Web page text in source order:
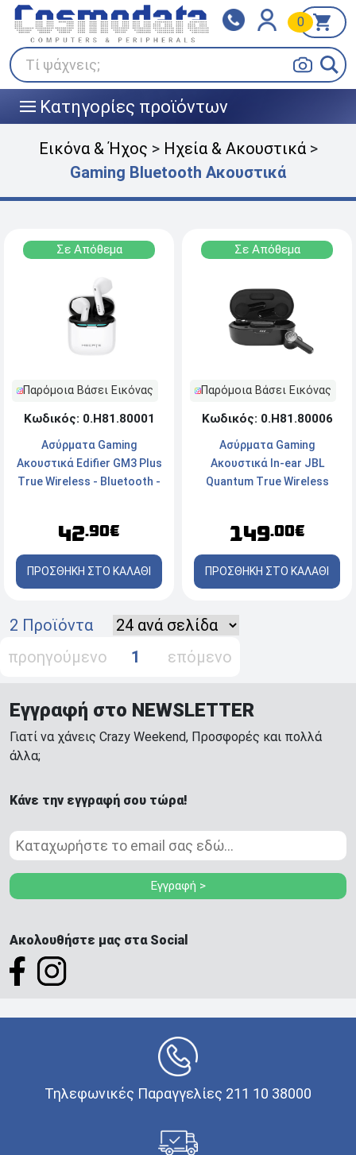
Τί ψάχνεις;
0
||| Κατηγορίες προϊόντων
Klarna
Πληρώστε σε 3
άτοκες δόσεις
BOX NOW
Εικόνα & Ήχος > Ηχεία & Ακουστικά>
Gaming Βluetοoth Ακουστικά
Σε Απόθεμα
Παρόμοια Βάσει Εικόνας
Κωδικός: 0.Η81.80001
Aσύρματα Gaming
Ακουστικά Edifier GM3 Plus
True Wireless - Bluetooth -
42.90€
ΠΡΟΣΘΗΚΗ ΣΤΟ ΚΑΛΑΘΙ
Σε Απόθεμα
Παρόμοια Βάσει Εικόνας
Κωδικός: 0.Η81.80006
Ασύρματα Gaming
Aκουστικά In-ear JBL
Quantum True Wireless
Φόρτισης - Black
149.00€
ΠΡΟΣΘΗΚΗ ΣΤΟ ΚΑΛΑΘΙ
2 Προϊόντα
προηγούμενο
1 επόμενο
Εγγραφή στο NEWSLETTER
Γιατί να χάνεις Crazy Weekend, Προσφορές και πολλά
άλλα;
Κάνε την εγγραφή σου τώρα!
Εγγραφή >
Ακολουθήστε μας στα Social
Τηλεφωνικές Παραγγελίες 211 10 38000